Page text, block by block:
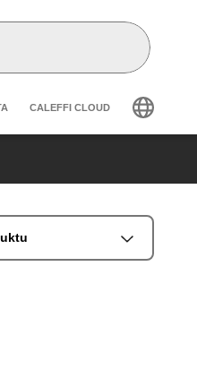
CALEFFI CLOUD